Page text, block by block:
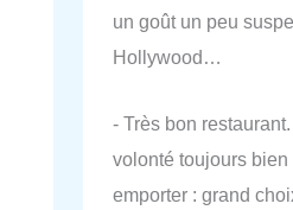
un goût un peu
Hollywood…
- Très bon
volonté toujours bien
emporter : grand